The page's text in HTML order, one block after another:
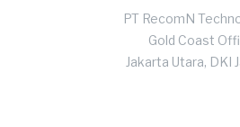
PT RecomN
Gold Coast
Jakarta Utara, DKI